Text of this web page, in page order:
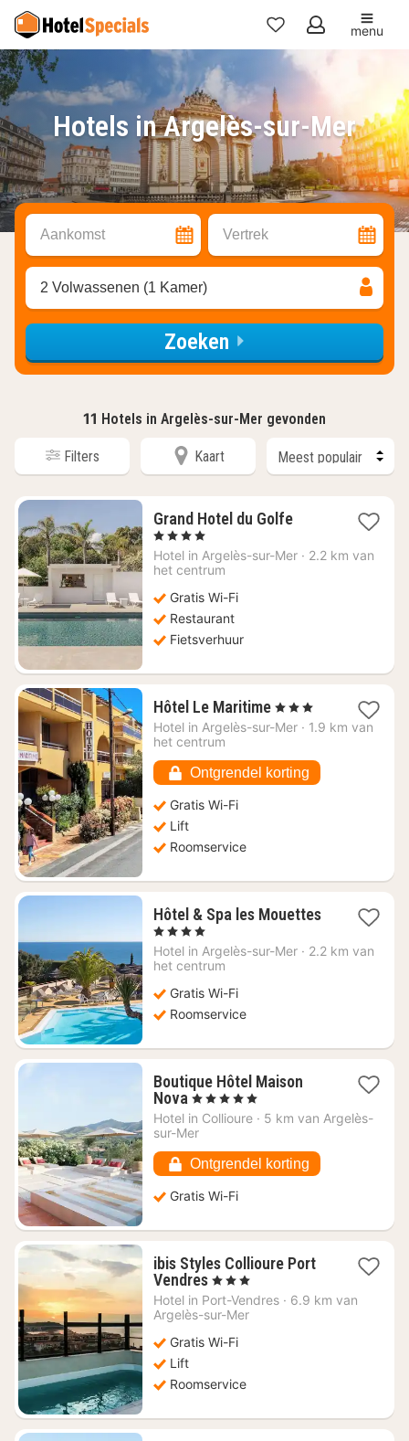
Mijn
favorieten
menu
Hotels in Argelès-sur-Mer
Aankomst Vertrek
2 Volwassenen (1 Kamer)
Zoeken
11 Hotels in Argelès-sur-Mer gevonden
Filters Kaart
Grand Hotel du Golfe1
vanaf
, 4 Sterren
Hotel in Argelès-sur-Mer · 2.2 km van
het centrum
Gratis Wi-Fi
Restaurant
Fietsverhuur
Hôtel Le Maritime1
nacht
139,90
, 3 Sterren
Hotel in Argelès-sur-Mer · 1.9 km van
het centrum
Ontgrendel korting
Gratis Wi-Fi
Lift
Roomservice
Hôtel & Spa les Mouettes1
vanaf
, 4 Sterren
Hotel in Argelès-sur-Mer · 2.2 km van
het centrum
Gratis Wi-Fi
Roomservice
Boutique Hôtel Maison
Nova 1
nacht
vanaf
394,84
, 5 Sterren
Hotel in Collioure · 5 km van Argelès-
sur-Mer
Ontgrendel korting
Gratis Wi-Fi
ibis Styles Collioure Port
Vendres1
nacht
vanaf
143,08
, 3 Sterren
Hotel in Port-Vendres · 6.9 km van
Argelès-sur-Mer
Gratis Wi-Fi
Lift
Roomservice